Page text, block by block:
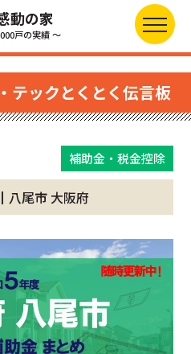
動の家
戸の実績 ～
テックとくとく伝言板
補助金・税金控除
八尾市 大阪府